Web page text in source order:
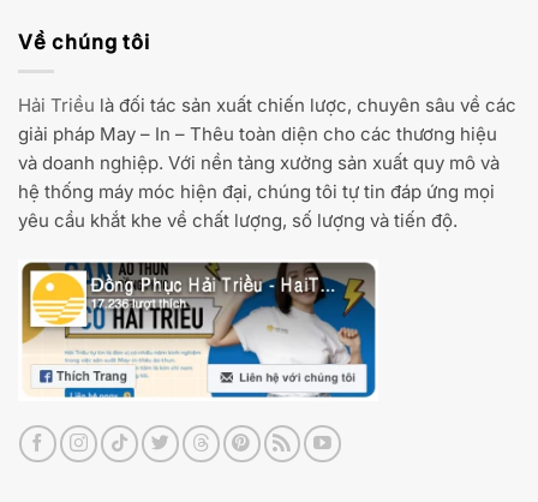
Về chúng tôi
Hải Triều là đối tác sản xuất chiến lược, chuyên sâu về các
giải pháp May – In – Thêu toàn diện cho các thương hiệu
và doanh nghiệp. Với nền tảng xưởng sản xuất quy mô và
hệ thống máy móc hiện đại, chúng tôi tự tin đáp ứng mọi
yêu cầu khắt khe về chất lượng, số lượng và tiến độ.